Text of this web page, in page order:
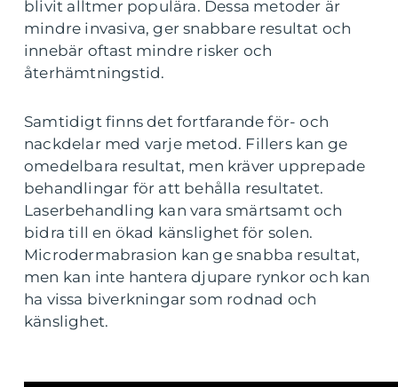
blivit alltmer populära. Dessa metoder är
mindre invasiva, ger snabbare resultat och
innebär oftast mindre risker och
återhämtningstid.
Samtidigt finns det fortfarande för- och
nackdelar med varje metod. Fillers kan ge
omedelbara resultat, men kräver upprepade
behandlingar för att behålla resultatet.
Laserbehandling kan vara smärtsamt och
bidra till en ökad känslighet för solen.
Microdermabrasion kan ge snabba resultat,
men kan inte hantera djupare rynkor och kan
ha vissa biverkningar som rodnad och
känslighet.